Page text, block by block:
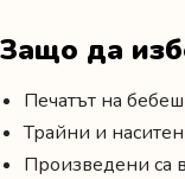
Защо да
Печатът на
Трайни и
Произведени са